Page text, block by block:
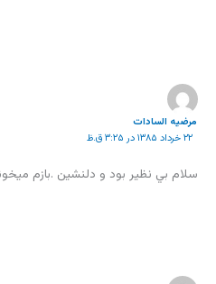
مرضیه السادات
۲۲ خرداد ۱۳۸۵ در ۳:۲۵ ق.ظ
سلام بي نظير بود و دلنشين .بازم